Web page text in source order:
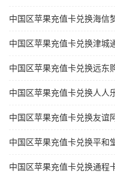
中国区苹果充值卡兑换海信
中国区苹果充值卡兑换津城
中国区苹果充值卡兑换远东
中国区苹果充值卡兑换人人
中国区苹果充值卡兑换友谊
中国区苹果充值卡兑换平和
中国区苹果充值卡兑换通程